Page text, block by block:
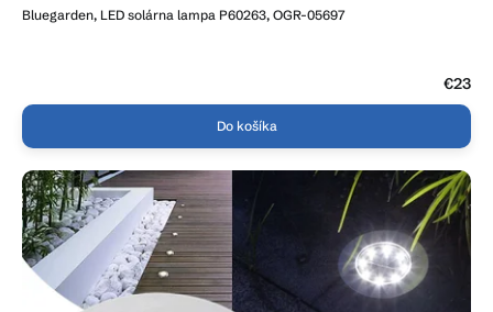
Bluegarden, LED solárna lampa P60263, OGR-05697
€23
Do košíka